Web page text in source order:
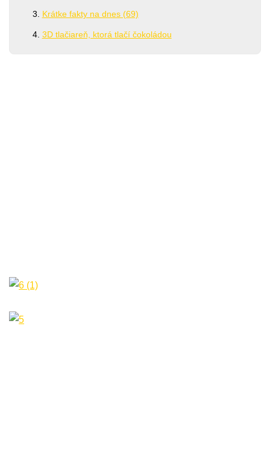
Krátke fakty na dnes (69)
3D tlačiareň, ktorá tlačí čokoládou